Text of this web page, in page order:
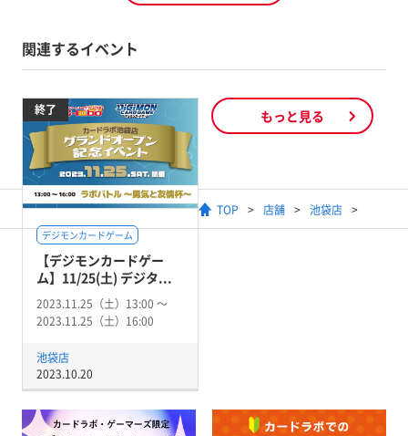
関連するイベント
終了
デジモンカードゲーム
【デジモンカードゲー
ム】11/25(土) デジタ...
2023.11.25（土）13:00 〜
2023.11.25（土）16:00
池袋店
2023.10.20
もっと見る
TOP 店舗 池袋店